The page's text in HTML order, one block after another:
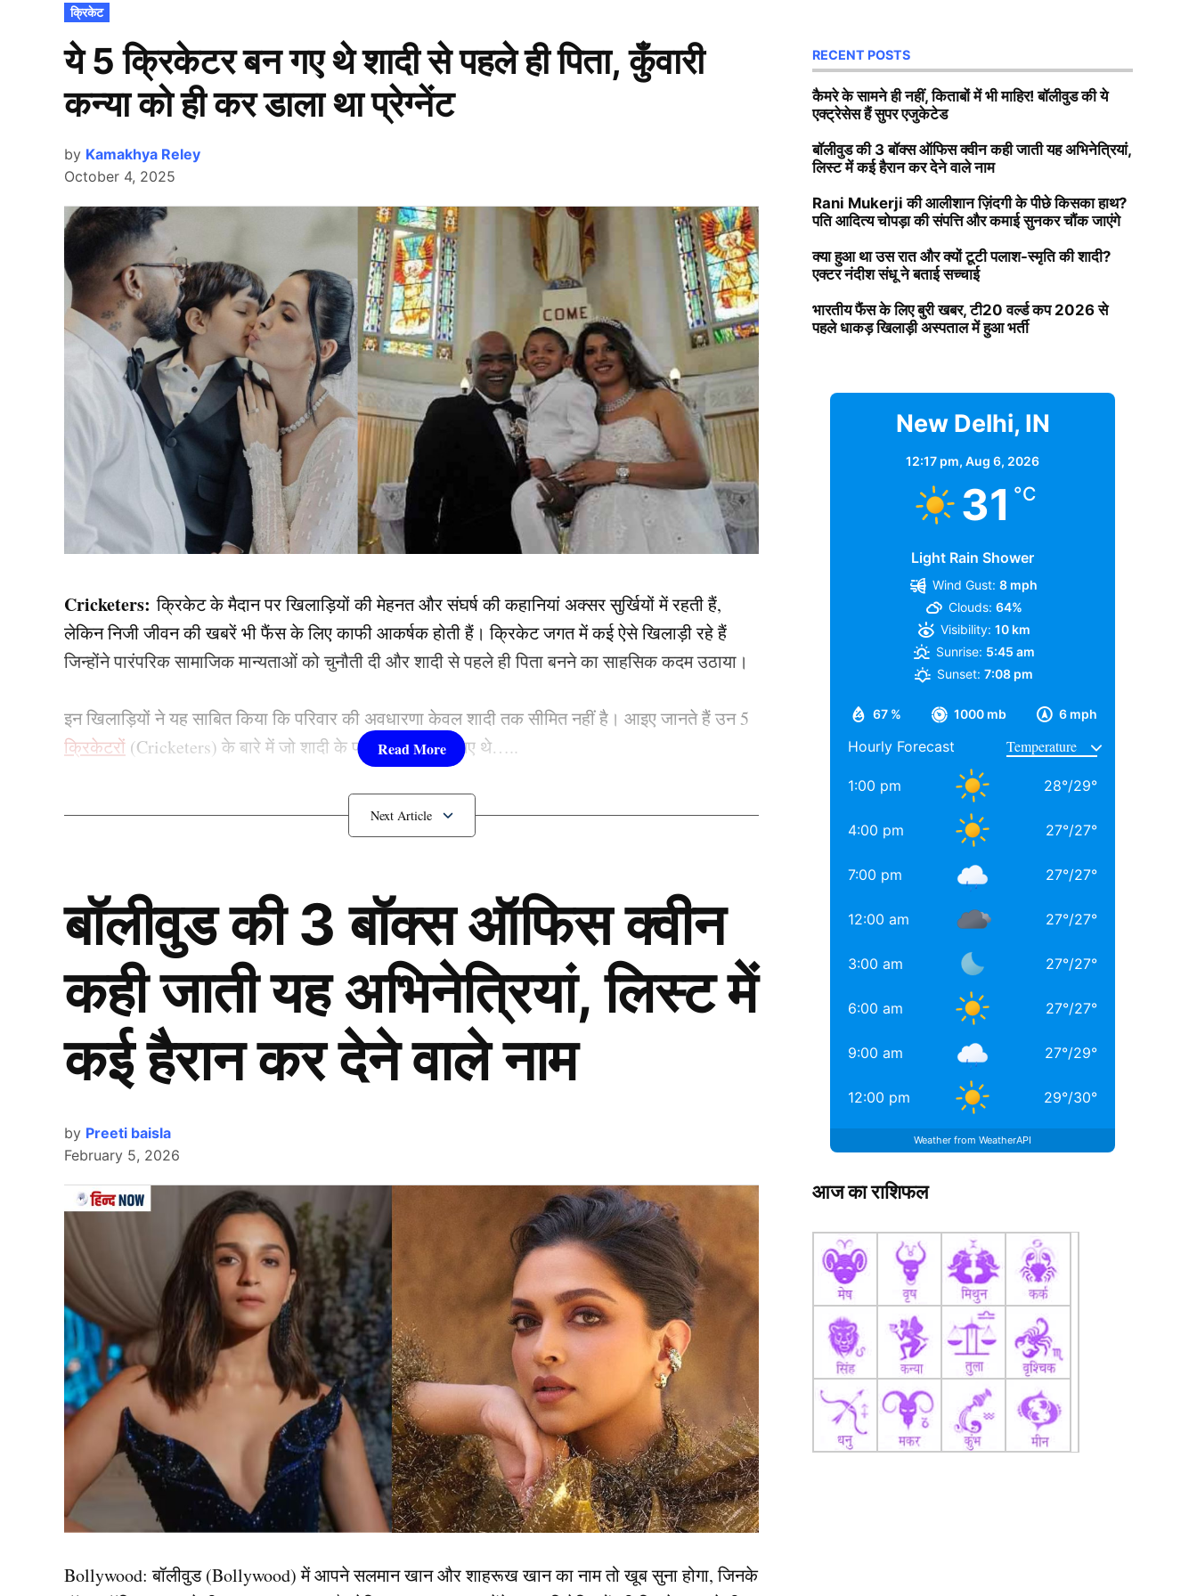
POSTED
IN
क्रिकेट
ये 5 क्रिकेटर बन गए थे शादी से पहले ही पिता, कुँवारी
कन्या को ही कर डाला था प्रेग्नेंट
by Kamakhya Reley
October 4, 2025
Cricketers:क्रिकेट के मैदान पर खिलाड़ियों की मेहनत और संघर्ष की कहानियां अक्सर सुर्खियों में रहती हैं,
लेकिन निजी जीवन की खबरें भी फैंस के लिए काफी आकर्षक होती हैं। क्रिकेट जगत में कई ऐसे खिलाड़ी रहे हैं
जिन्होंने पारंपरिक सामाजिक मान्यताओं को चुनौती दी और शादी से पहले ही पिता बनने का साहसिक कदम उठाया।
इन खिलाड़ियों ने यह साबित किया कि परिवार की अवधारणा केवल शादी तक सीमित नहीं है। आइए जानते हैं उन 5
क्रिकेटरों (Cricketers) के बारे में जो शादी के पहले ही पिता बन गए थे…..
शादी के पहले ही पिता बन गए थे ये 5 Cricketers
Cricketers
1. हार्दिक पांड्या (Hardik Pandya)
भारतीय क्रिकेट टीम के ऑलराउंडरहार्दिक पांड्या(Cricketers) ने 2020 में अपनी मंगेतर नतासा स्टैनकोविक के
साथ सगाई की। उसी दौरान उन्होंने घोषणा की कि वे जल्द ही माता-पिता बनने वाले हैं। जुलाई 2020 में उनके बेटे
अगस्त्य का जन्म हुआ। हार्दिक और नतासा ने बाद में शादी कर अपने परिवार को औपचारिक रूप दिया। यह घटना
यह संदेश देती है कि जिम्मेदारी, प्यार और परिवार की शुरुआत शादी से पहले भी की जा सकती है। हालांकि बाद में
दोनों का तलाक हो गया।
यह भी पढ़ें:
विराट-रोहित अक्टूबर में ऑस्ट्रेलिया से भिड़ेंगे, कौन-कौन सी तारीख पर होगा हाईवोल्टेज मैच? जानिए
शेड्यूल
बॉलीवुड की 3 बॉक्स ऑफिस क्वीन
कही जाती यह अभिनेत्रियां, लिस्ट में
कई हैरान कर देने वाले नाम
by Preeti baisla
February 5, 2026
Bollywood:बॉलीवुड (Bollywood)में आपने सलमान खान और शाहरूख खान का नाम तो खूब सुना होगा, जिनके
RECENT POSTS
कैमरे के सामने ही नहीं, किताबों में भी माहिर! बॉलीवुड की ये
एक्ट्रेसेस हैं सुपर एजुकेटेड
बॉलीवुड की 3 बॉक्स ऑफिस क्वीन कही जाती यह अभिनेत्रियां,
लिस्ट में कई हैरान कर देने वाले नाम
Rani Mukerji की आलीशान ज़िंदगी के पीछे किसका हाथ?
पति आदित्य चोपड़ा की संपत्ति और कमाई सुनकर चौंक जाएंगे
क्या हुआ था उस रात और क्यों टूटी पलाश-स्मृति की शादी?
एक्टर नंदीश संधू ने बताई सच्चाई
भारतीय फैंस के लिए बुरी खबर, टी20 वर्ल्ड कप 2026 से
पहले धाकड़ खिलाड़ी अस्पताल में हुआ भर्ती
New Delhi, IN
12:17 pm, Aug 6, 2026
31 °C
Light Rain Shower
67 % 1000 mb 6 mph
Wind Gust: 8 mph
Clouds: 64%
Visibility: 10 km
Sunrise: 5:45 am
Sunset: 7:08 pm
Hourly Forecast
1:00 pm 28°/29°
4:00 pm 27°/27°
7:00 pm 27°/27°
12:00 am 27°/27°
3:00 am 27°/27°
6:00 am 27°/27°
9:00 am 27°/29°
12:00 pm 29°/30°
Weather from WeatherAPI
आज का राशिफल